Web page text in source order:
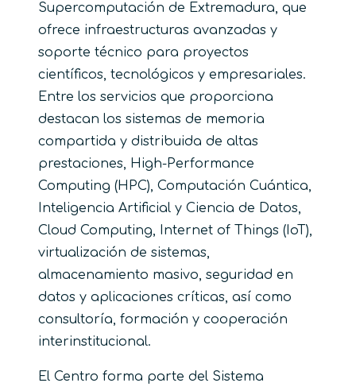
Supercomputación de Extremadura, que
ofrece infraestructuras avanzadas y
soporte técnico para proyectos
científicos, tecnológicos y empresariales.
Entre los servicios que proporciona
destacan los sistemas de memoria
compartida y distribuida de altas
prestaciones, High-Performance
Computing (HPC), Computación Cuántica,
Inteligencia Artificial y Ciencia de Datos,
Cloud Computing, Internet of Things (IoT),
virtualización de sistemas,
almacenamiento masivo, seguridad en
datos y aplicaciones críticas, así como
consultoría, formación y cooperación
interinstitucional.
El Centro forma parte del Sistema